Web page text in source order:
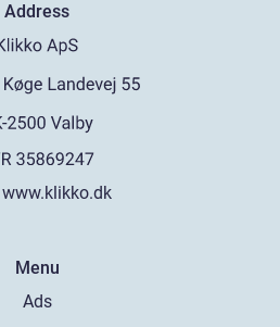
Address
www.klikko.dk
Menu
Ads